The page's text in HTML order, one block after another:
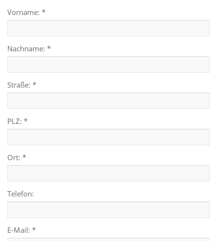
Vorname: *
Nachname: *
Straße: *
PLZ: *
Ort: *
Telefon:
E-Mail: *